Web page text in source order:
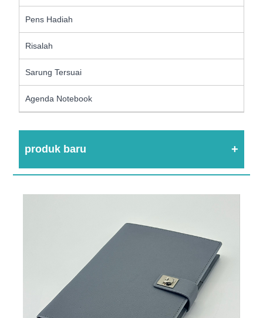
Pens Hadiah
Risalah
Sarung Tersuai
Agenda Notebook
produk baru